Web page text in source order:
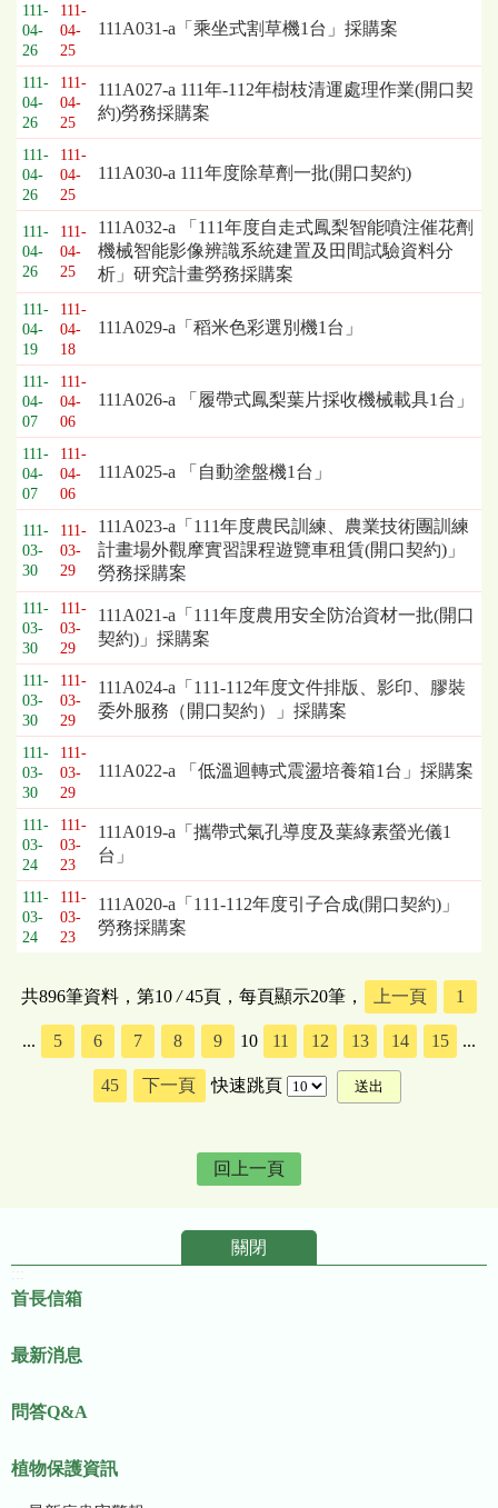
項
111-
04-
26
111-
04-
25
111A031-a「乘坐式割草機1台」採購案
111-
04-
26
111-
04-
25
111A027-a 111年-112年樹枝清運處理作業(開口契
約)勞務採購案
111-
04-
26
111-
04-
25
111A030-a 111年度除草劑一批(開口契約)
111-
04-
26
111-
04-
25
111A032-a 「111年度自走式鳳梨智能噴注催花劑
機械智能影像辨識系統建置及田間試驗資料分
析」研究計畫勞務採購案
111-
04-
19
111-
04-
18
111A029-a「稻米色彩選別機1台」
111-
04-
07
111-
04-
06
111A026-a 「履帶式鳳梨葉片採收機械載具1台」
111-
04-
07
111-
04-
06
111A025-a 「自動塗盤機1台」
111-
03-
30
111-
03-
29
111A023-a「111年度農民訓練、農業技術團訓練
計畫場外觀摩實習課程遊覽車租賃(開口契約)」
勞務採購案
111-
03-
30
111-
03-
29
111A021-a「111年度農用安全防治資材一批(開口
契約)」採購案
111-
03-
30
111-
03-
29
111A024-a「111-112年度文件排版、影印、膠裝
委外服務（開口契約）」採購案
111-
03-
30
111-
03-
29
111A022-a 「低溫迴轉式震盪培養箱1台」採購案
111-
03-
24
111-
03-
23
111A019-a「攜帶式氣孔導度及葉綠素螢光儀1
台」
111-
03-
24
111-
03-
23
111A020-a「111-112年度引子合成(開口契約)」
勞務採購案
共896筆資料，第10/45頁，每頁顯示20筆， 上一頁 1
... 5 6 7 8 9 10 11 12 13 14 15 ...
45 下一頁 快速跳頁
回上一頁
關閉
首長信箱
最新消息
問答Q&A
植物保護資訊